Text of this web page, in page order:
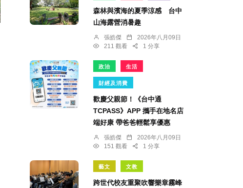
森林與濱海的夏季涼感 台中
山海露營消暑趣
張皓傑
2026年八月09日
211 觀看
1 分享
政治 生活
財經及消費
歡慶父親節！《台中通
TCPASS》APP 攜手在地名店
端好康 帶爸爸輕鬆享優惠
張皓傑
2026年八月09日
151 觀看
1 分享
藝文 文教
跨世代校友重聚吹響樂章霧峰